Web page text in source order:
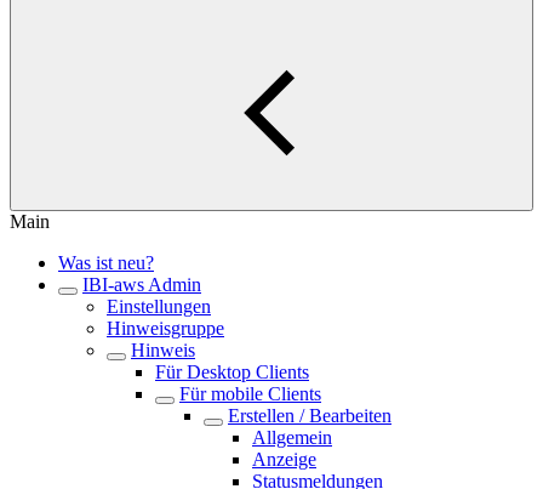
Main
Was ist neu?
IBI-aws Admin
Einstellungen
Hinweisgruppe
Hinweis
Für Desktop Clients
Für mobile Clients
Erstellen / Bearbeiten
Allgemein
Anzeige
Statusmeldungen